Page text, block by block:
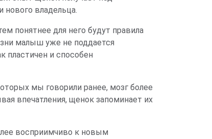
нового владельца.
понятнее для него будут правила
малыш уже не поддается
пластичен и способен
мы говорили ранее, мозг более
впечатления, щенок запоминает их
восприимчиво к новым